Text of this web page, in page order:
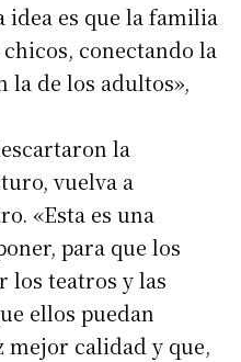
idea es que la familia
conectando la
la de los adultos»,
la
vuelva a
«Esta es una
para que los
los teatros y las
ellos puedan
mejor calidad y que,